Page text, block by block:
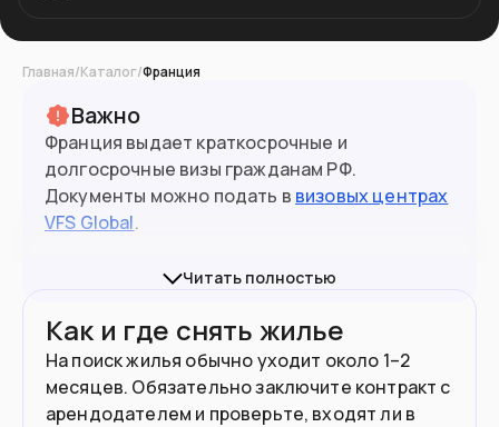
Главная/Каталог/Франция
Важно
Франция выдает краткосрочные и
долгосрочные визы гражданам РФ.
Документы можно подать в визовых центрах
VFS Global.
Подробная информация обо всех типах виз и
официальном сайтеFrance-visas.
Франция больше не принимает5-летние
(небиометрические) паспорта на визы.
Читать полностью
Как и где снять жилье
На поиск жилья обычно уходит около 1–2
месяцев. Обязательно заключите контракт с
арендодателем и проверьте, входят ли в